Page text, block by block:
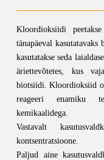
Kloordioksiidi
tänapäeval
kasutatakse seda
äriettevõtetes, kus
biotsiidi. Kloordioksiid
reageeri enamiku
kemikaalidega.
Vastavalt
kontsentratsioone.
Paljud aine